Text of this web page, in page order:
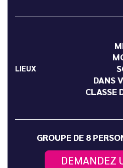
LIEUX
DANS
CLASSE
GROUPE DE 8
DEMANDEZ